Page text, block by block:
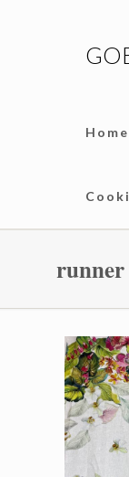
Home
runner